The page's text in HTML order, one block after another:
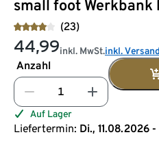
small foot
(23)
44,99inkl. MwSt.inkl.
Anzahl
Auf Lager
Liefertermin: Di., 11.08.2026